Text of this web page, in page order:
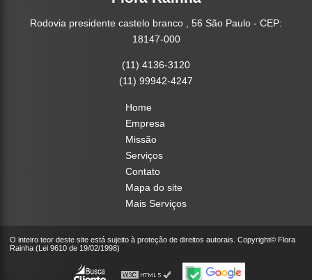
Rodovia presidente castelo branco , 56 São Paulo - CEP:
18147-000
(11) 4136-3120
(11) 99942-4247
Home
Empresa
Missão
Serviços
Contato
Mapa do site
Mais Serviços
O inteiro teor deste site está sujeito à proteção de direitos autorais. Copyright© Flora
Rainha (Lei 9610 de 19/02/1998)